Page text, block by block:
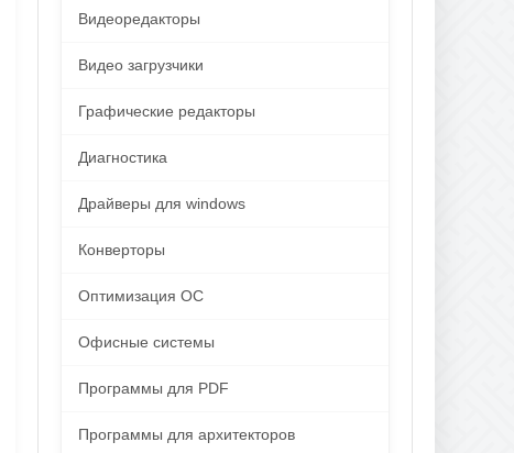
Видеоредакторы
Видео загрузчики
Графические редакторы
Диагностика
Драйверы для windows
Конверторы
Оптимизация ОС
Офисные системы
Программы для PDF
Программы для архитекторов